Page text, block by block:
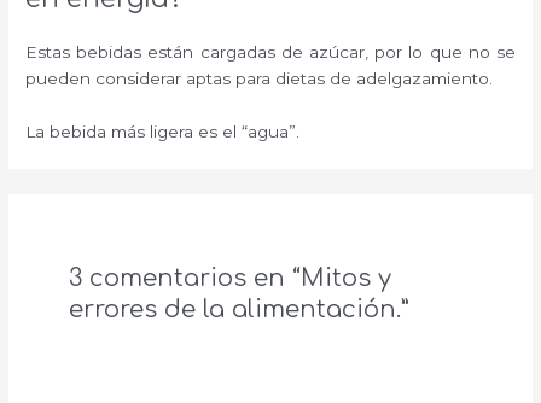
Estas bebidas están cargadas de azúcar, por lo que no se
pueden considerar aptas para dietas de adelgazamiento.
La bebida más ligera es el “agua”.
3 comentarios en “Mitos y
errores de la alimentación.”